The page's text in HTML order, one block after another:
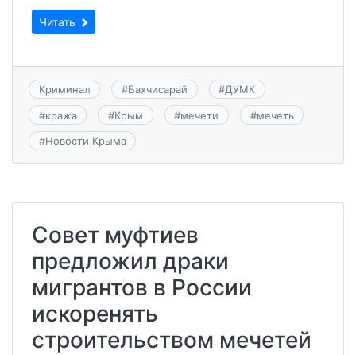
Читать
Криминал #Бахчисарай #ДУМК
#кража #Крым #мечети #мечеть
#Новости Крыма
Совет муфтиев
предложил драки
мигрантов в России
искоренять
строительством мечетей